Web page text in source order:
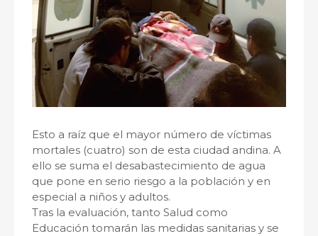
Esto a raíz que el mayor número de víctimas
mortales (cuatro) son de esta ciudad andina. A
ello se suma el desabastecimiento de agua
que pone en serio riesgo a la población y en
especial a niños y adultos.
Tras la evaluación, tanto Salud como
Educación tomarán las medidas sanitarias y se